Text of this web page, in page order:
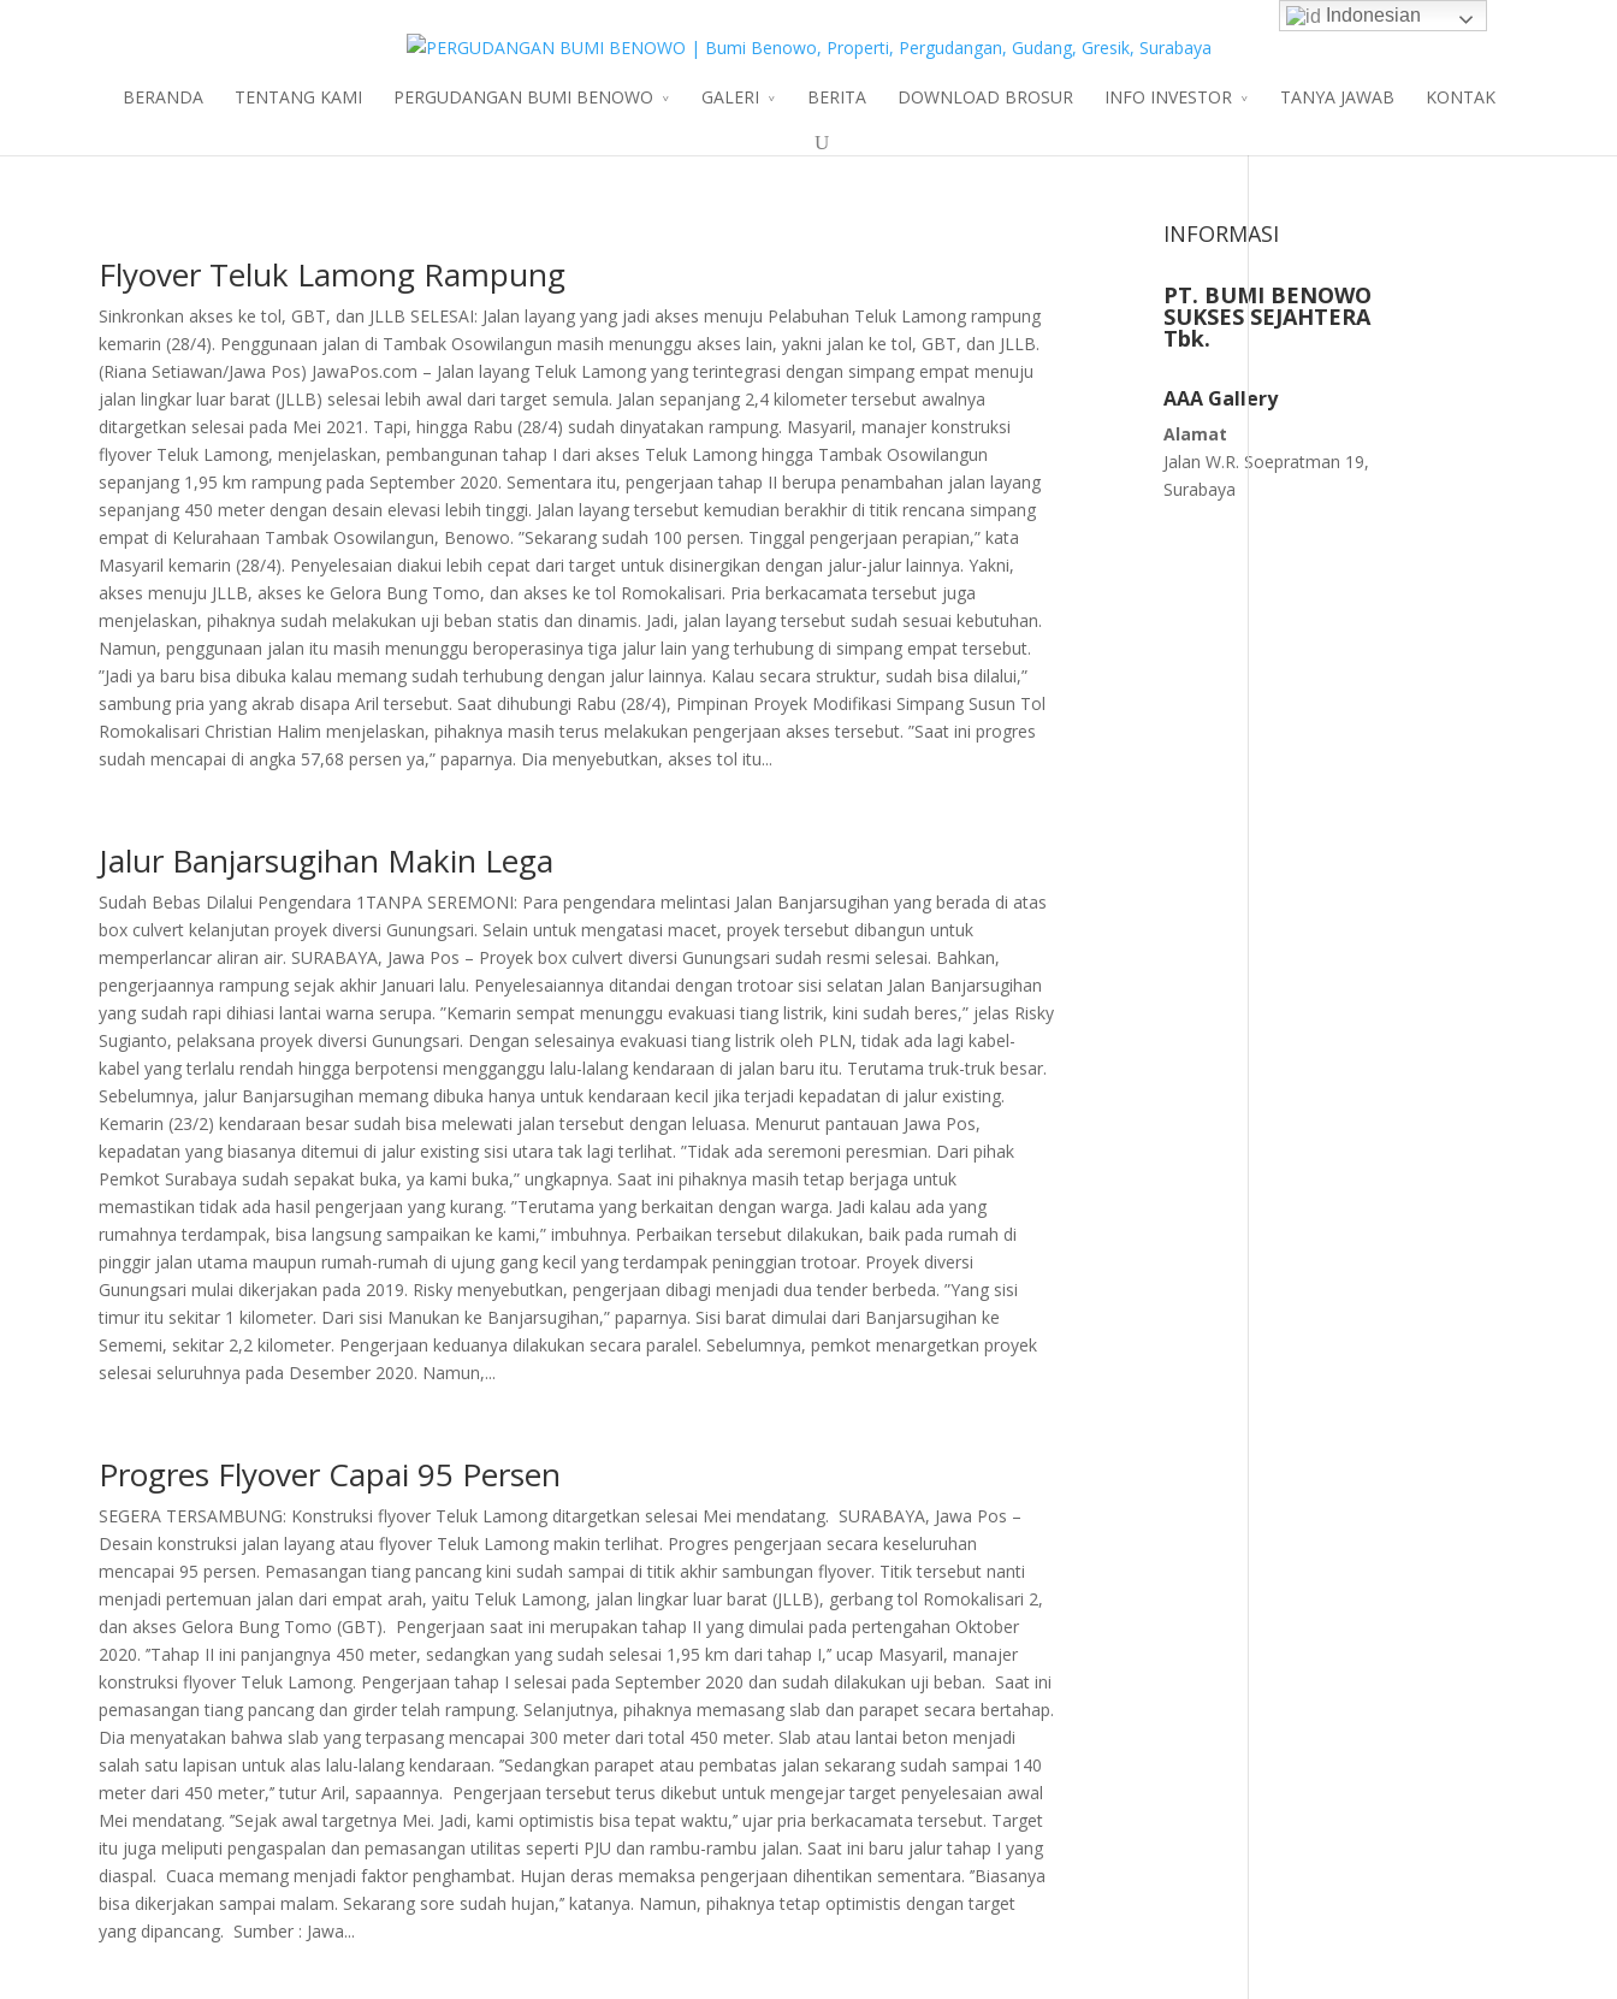
BERANDA TENTANG KAMI PERGUDANGAN BUMI BENOWO GALERI BERITA DOWNLOAD BROSUR INFO INVESTOR TANYA JAWAB KONTAK
Flyover Teluk Lamong Rampung
Sinkronkan akses ke tol, GBT, dan JLLB SELESAI: Jalan layang yang jadi akses menuju Pelabuhan Teluk Lamong rampung
kemarin (28/4). Penggunaan jalan di Tambak Osowilangun masih menunggu akses lain, yakni jalan ke tol, GBT, dan JLLB.
(Riana Setiawan/Jawa Pos) JawaPos.com – Jalan layang Teluk Lamong yang terintegrasi dengan simpang empat menuju
jalan lingkar luar barat (JLLB) selesai lebih awal dari target semula. Jalan sepanjang 2,4 kilometer tersebut awalnya
ditargetkan selesai pada Mei 2021. Tapi, hingga Rabu (28/4) sudah dinyatakan rampung. Masyaril, manajer konstruksi
flyover Teluk Lamong, menjelaskan, pembangunan tahap I dari akses Teluk Lamong hingga Tambak Osowilangun
sepanjang 1,95 km rampung pada September 2020. Sementara itu, pengerjaan tahap II berupa penambahan jalan layang
sepanjang 450 meter dengan desain elevasi lebih tinggi. Jalan layang tersebut kemudian berakhir di titik rencana simpang
empat di Kelurahaan Tambak Osowilangun, Benowo. ”Sekarang sudah 100 persen. Tinggal pengerjaan perapian,” kata
Masyaril kemarin (28/4). Penyelesaian diakui lebih cepat dari target untuk disinergikan dengan jalur-jalur lainnya. Yakni,
akses menuju JLLB, akses ke Gelora Bung Tomo, dan akses ke tol Romokalisari. Pria berkacamata tersebut juga
menjelaskan, pihaknya sudah melakukan uji beban statis dan dinamis. Jadi, jalan layang tersebut sudah sesuai kebutuhan.
Namun, penggunaan jalan itu masih menunggu beroperasinya tiga jalur lain yang terhubung di simpang empat tersebut.
”Jadi ya baru bisa dibuka kalau memang sudah terhubung dengan jalur lainnya. Kalau secara struktur, sudah bisa dilalui,”
sambung pria yang akrab disapa Aril tersebut. Saat dihubungi Rabu (28/4), Pimpinan Proyek Modifikasi Simpang Susun Tol
Romokalisari Christian Halim menjelaskan, pihaknya masih terus melakukan pengerjaan akses tersebut. ”Saat ini progres
sudah mencapai di angka 57,68 persen ya,” paparnya. Dia menyebutkan, akses tol itu...
Jalur Banjarsugihan Makin Lega
Sudah Bebas Dilalui Pengendara 1TANPA SEREMONI: Para pengendara melintasi Jalan Banjarsugihan yang berada di atas
box culvert kelanjutan proyek diversi Gunungsari. Selain untuk mengatasi macet, proyek tersebut dibangun untuk
memperlancar aliran air. SURABAYA, Jawa Pos – Proyek box culvert diversi Gunungsari sudah resmi selesai. Bahkan,
pengerjaannya rampung sejak akhir Januari lalu. Penyelesaiannya ditandai dengan trotoar sisi selatan Jalan Banjarsugihan
yang sudah rapi dihiasi lantai warna serupa. ”Kemarin sempat menunggu evakuasi tiang listrik, kini sudah beres,” jelas Risky
Sugianto, pelaksana proyek diversi Gunungsari. Dengan selesainya evakuasi tiang listrik oleh PLN, tidak ada lagi kabel-
kabel yang terlalu rendah hingga berpotensi mengganggu lalu-lalang kendaraan di jalan baru itu. Terutama truk-truk besar.
Sebelumnya, jalur Banjarsugihan memang dibuka hanya untuk kendaraan kecil jika terjadi kepadatan di jalur existing.
Kemarin (23/2) kendaraan besar sudah bisa melewati jalan tersebut dengan leluasa. Menurut pantauan Jawa Pos,
kepadatan yang biasanya ditemui di jalur existing sisi utara tak lagi terlihat. ”Tidak ada seremoni peresmian. Dari pihak
Pemkot Surabaya sudah sepakat buka, ya kami buka,” ungkapnya. Saat ini pihaknya masih tetap berjaga untuk
memastikan tidak ada hasil pengerjaan yang kurang. ”Terutama yang berkaitan dengan warga. Jadi kalau ada yang
rumahnya terdampak, bisa langsung sampaikan ke kami,” imbuhnya. Perbaikan tersebut dilakukan, baik pada rumah di
pinggir jalan utama maupun rumah-rumah di ujung gang kecil yang terdampak peninggian trotoar. Proyek diversi
Gunungsari mulai dikerjakan pada 2019. Risky menyebutkan, pengerjaan dibagi menjadi dua tender berbeda. ”Yang sisi
timur itu sekitar 1 kilometer. Dari sisi Manukan ke Banjarsugihan,” paparnya. Sisi barat dimulai dari Banjarsugihan ke
Sememi, sekitar 2,2 kilometer. Pengerjaan keduanya dilakukan secara paralel. Sebelumnya, pemkot menargetkan proyek
selesai seluruhnya pada Desember 2020. Namun,...
Progres Flyover Capai 95 Persen
SEGERA TERSAMBUNG: Konstruksi flyover Teluk Lamong ditargetkan selesai Mei mendatang. SURABAYA, Jawa Pos –
Desain konstruksi jalan layang atau flyover Teluk Lamong makin terlihat. Progres pengerjaan secara keseluruhan
mencapai 95 persen. Pemasangan tiang pancang kini sudah sampai di titik akhir sambungan flyover. Titik tersebut nanti
menjadi pertemuan jalan dari empat arah, yaitu Teluk Lamong, jalan lingkar luar barat (JLLB), gerbang tol Romokalisari 2,
dan akses Gelora Bung Tomo (GBT). Pengerjaan saat ini merupakan tahap II yang dimulai pada pertengahan Oktober
2020. ’’Tahap II ini panjangnya 450 meter, sedangkan yang sudah selesai 1,95 km dari tahap I,’’ ucap Masyaril, manajer
konstruksi flyover Teluk Lamong. Pengerjaan tahap I selesai pada September 2020 dan sudah dilakukan uji beban. Saat ini
pemasangan tiang pancang dan girder telah rampung. Selanjutnya, pihaknya memasang slab dan parapet secara bertahap.
Dia menyatakan bahwa slab yang terpasang mencapai 300 meter dari total 450 meter. Slab atau lantai beton menjadi
salah satu lapisan untuk alas lalu-lalang kendaraan. ’’Sedangkan parapet atau pembatas jalan sekarang sudah sampai 140
meter dari 450 meter,’’ tutur Aril, sapaannya. Pengerjaan tersebut terus dikebut untuk mengejar target penyelesaian awal
Mei mendatang. ’’Sejak awal targetnya Mei. Jadi, kami optimistis bisa tepat waktu,’’ ujar pria berkacamata tersebut. Target
itu juga meliputi pengaspalan dan pemasangan utilitas seperti PJU dan rambu-rambu jalan. Saat ini baru jalur tahap I yang
diaspal. Cuaca memang menjadi faktor penghambat. Hujan deras memaksa pengerjaan dihentikan sementara. ’’Biasanya
bisa dikerjakan sampai malam. Sekarang sore sudah hujan,’’ katanya. Namun, pihaknya tetap optimistis dengan target
yang dipancang. Sumber : Jawa...
INFORMASI
PT. BUMI BENOWO
SUKSES SEJAHTERA
Tbk.
AAA Gallery
Alamat
Jalan W.R. Soepratman 19,
Surabaya
Indonesian